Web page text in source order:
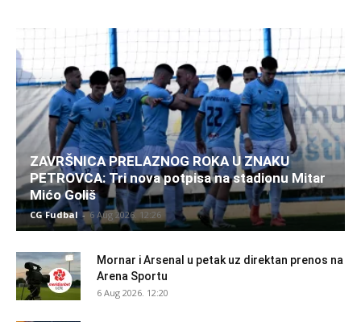
ZAVRŠNICA PRELAZNOG ROKA U ZNAKU
PETROVCA: Tri nova potpisa na stadionu Mitar
Mićo Goliš
CG Fudbal - 6 Aug 2026. 12:26
Mornar i Arsenal u petak uz direktan prenos na
Arena Sportu
6 Aug 2026. 12:20